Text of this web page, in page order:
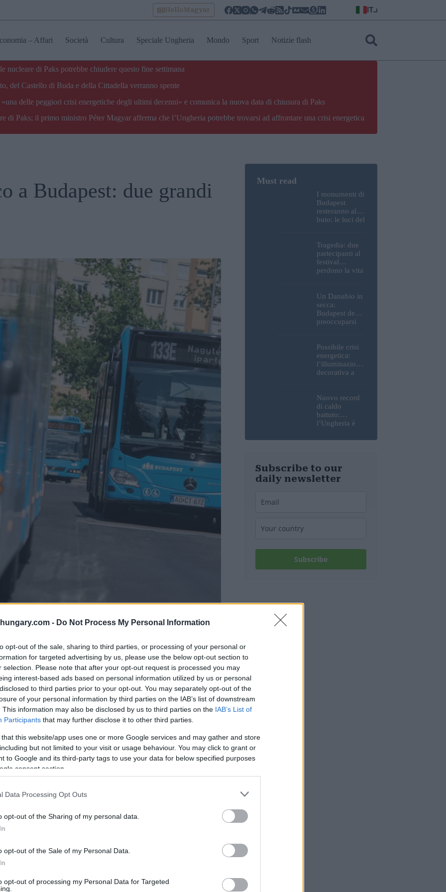
- Do Not Process My Personal Information
opt-out of the sale, sharing to third parties, or processing of your personal or
for targeted advertising by us, please use the below opt-out section to
selection. Please note that after your opt-out request is processed you may
interest-based ads based on personal information utilized by us or personal
to third parties prior to your opt-out. You may separately opt-out of the
of your personal information by third parties on the IAB’s list of downstream
This information may also be disclosed by us to third parties on the IAB’s List of
Participants that may further disclose it to other third parties.
that this website/app uses one or more Google services and may gather and store
but not limited to your visit or usage behaviour. You may click to grant or
to Google and its third-party tags to use your data for below specified purposes
consent section.
Data Processing Opt Outs
opt-out of the Sharing of my personal data.
opt-out of the Sale of my Personal Data.
opt-out of processing my Personal Data for Targeted
HelloMagyar IT
– Affari Società Cultura Speciale Ungheria Mondo Sport Notizie flash
nucleare di Paks potrebbe chiudere questo fine settimana
del Castello di Buda e della Cittadella verranno spente
delle peggiori crisi energetiche degli ultimi decenni» e comunica la nuova data di chiusura di Paks
di Paks; il primo ministro Péter Magyar afferma che l’Ungheria potrebbe trovarsi ad affrontare una crisi energetica
a Budapest: due grandi
trasporti questo sabato, quando due grandi
di inaugurazione del governo Tisza – si
i residenti e i visitatori a pianificare in
Aréna a causa della finale di Coppa
I monumenti di
Budapest
resteranno al
buio: le luci del
Buda e della
Cittadella
verranno
spente
Tragedia: due
partecipanti al
festival
perdono la vita
Ungheria
Un Danubio in
secca:
Budapest deve
preoccuparsi
mento idrico?
Un esperto
mette in luce
un fatto
Possibile crisi
energetica:
l’illuminazione
decorativa a
spenta!
Nuovo record
di caldo
battuto:
l’Ungheria è
più caldi
Subscribe to our
daily newsletter
Subscribe